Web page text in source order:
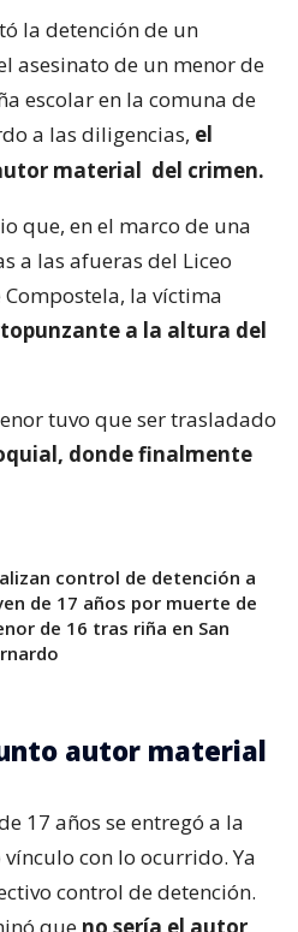
la detención de un
asesinato de un menor de
escolar en la comuna de
a las diligencias, el
material del crimen.
que, en el marco de una
a las afueras del Liceo
la víctima
a la altura del
tuvo que ser trasladado
donde finalmente
control de detención a
de 17 años por muerte de
de 16 tras riña en San
autor material
17 años se entregó a la
con lo ocurrido. Ya
control de detención.